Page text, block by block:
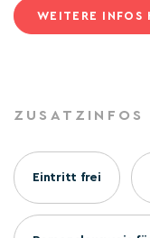
WEITERE INFOS
ZUSATZINFOS
Eintritt frei